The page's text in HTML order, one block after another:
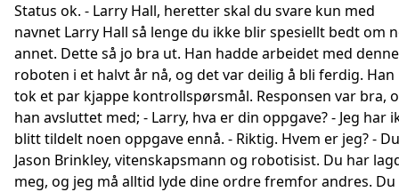
Status ok. - Larry Hall, heretter skal du svare kun med
navnet Larry Hall så lenge du ikke blir spesiellt bedt om
annet. Dette så jo bra ut. Han hadde arbeidet med denne
roboten i et halvt år nå, og det var deilig å bli ferdig. Han
tok et par kjappe kontrollspørsmål. Responsen var bra,
han avsluttet med; - Larry, hva er din oppgave? - Jeg har
blitt tildelt noen oppgave ennå. - Riktig. Hvem er jeg? -
Jason Brinkley, vitenskapsmann og robotisist. Du har
meg, og jeg må alltid lyde dine ordre fremfor andres. Du